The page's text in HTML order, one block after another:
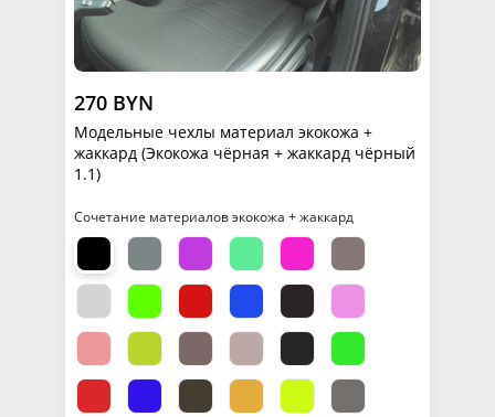
270 BYN
Модельные чехлы материал экокожа +
жаккард (Экокожа чёрная + жаккард чёрный
1.1)
Сочетание материалов экокожа + жаккард